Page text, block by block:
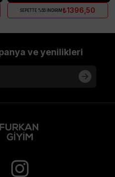
SEPETTE %55 İNDİRİM ₺1396,50
ve yenilikleri